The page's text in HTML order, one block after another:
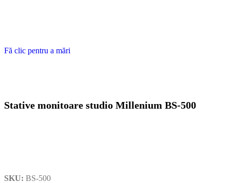
Fă clic pentru a mări
Stative monitoare studio Millenium BS-500
SKU: BS-500